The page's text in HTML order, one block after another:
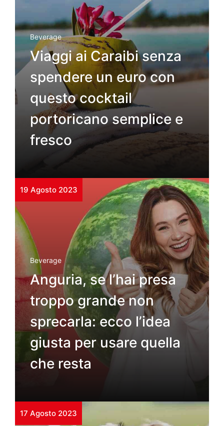
Beverage
Viaggi ai Caraibi senza
spendere un euro con
questo cocktail
portoricano semplice e
fresco
19 Agosto 2023
Beverage
Anguria, se l’hai presa
troppo grande non
sprecarla: ecco l’idea
giusta per usare quella
che resta
17 Agosto 2023